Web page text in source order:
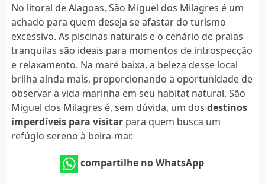
No litoral de Alagoas, São Miguel dos Milagres é um
achado para quem deseja se afastar do turismo
excessivo. As piscinas naturais e o cenário de praias
tranquilas são ideais para momentos de introspecção
e relaxamento. Na maré baixa, a beleza desse local
brilha ainda mais, proporcionando a oportunidade de
observar a vida marinha em seu habitat natural. São
Miguel dos Milagres é, sem dúvida, um dos destinos
imperdíveis para visitarpara quem busca um
refúgio sereno à beira-mar.
compartilhe no WhatsApp